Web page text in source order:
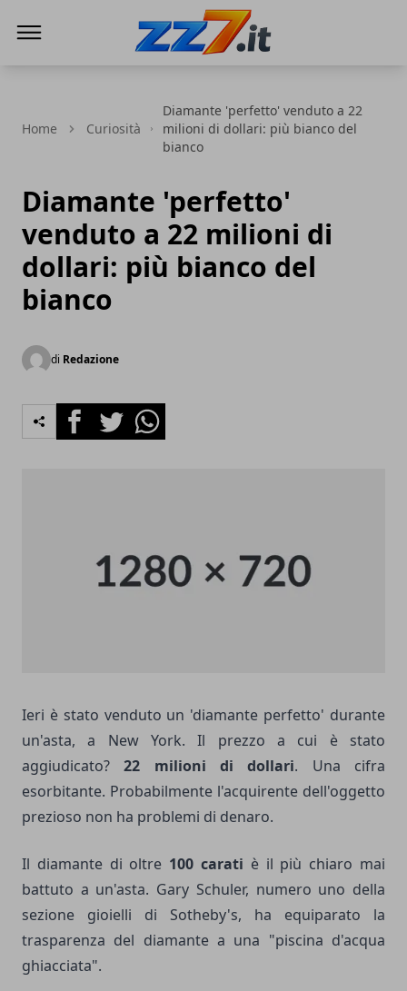
Home Curiosità
Diamante 'perfetto' venduto a 22
milioni di dollari: più bianco del
bianco
Diamante 'perfetto'
venduto a 22 milioni di
dollari: più bianco del
bianco
di Redazione
FacebookTwitterWhatsapp
Ieri è stato venduto un 'diamante perfetto' durante
un'asta, a New York. Il prezzo a cui è stato
aggiudicato?22 milioni di dollari. Una cifra
esorbitante. Probabilmente l'acquirente dell'oggetto
prezioso non ha problemi di denaro.
Il diamante di oltre 100 carati è il più chiaro mai
battuto a un'asta. Gary Schuler, numero uno della
sezione gioielli di Sotheby's, ha equiparato la
trasparenza del diamante a una "piscina d'acqua
ghiacciata".